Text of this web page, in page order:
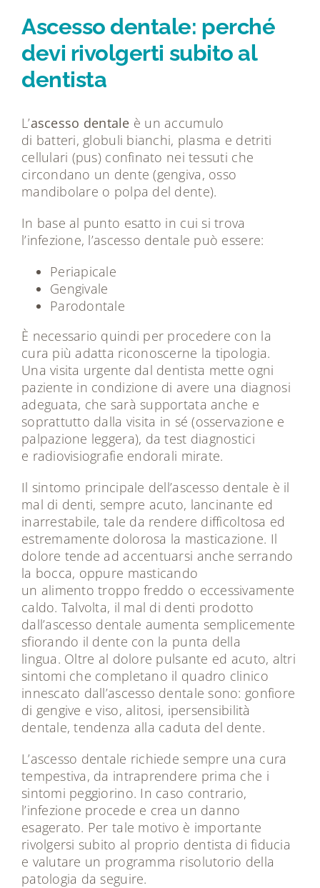
Dicono di noi
Contatti
Ascesso dentale: perché
devi rivolgerti subito al
dentista
L’ascesso dentale è un accumulo
di batteri, globuli bianchi, plasma e detriti
cellulari (pus) confinato nei tessuti che
circondano un dente (gengiva, osso
mandibolare o polpa del dente).
In base al punto esatto in cui si trova
l’infezione, l’ascesso dentale può essere:
Periapicale
Gengivale
Parodontale
È necessario quindi per procedere con la
cura più adatta riconoscerne la tipologia.
Una visita urgente dal dentista mette ogni
paziente in condizione di avere una diagnosi
adeguata, che sarà supportata anche e
soprattutto dalla visita in sé (osservazione e
palpazione leggera), da test diagnostici
e radiovisiografie endorali mirate.
Il sintomo principale dell’ascesso dentale è il
mal di denti, sempre acuto, lancinante ed
inarrestabile, tale da rendere difficoltosa ed
estremamente dolorosa la masticazione. Il
dolore tende ad accentuarsi anche serrando
la bocca, oppure masticando
un alimento troppo freddo o eccessivamente
caldo. Talvolta, il mal di denti prodotto
dall’ascesso dentale aumenta semplicemente
sfiorando il dente con la punta della
lingua. Oltre al dolore pulsante ed acuto, altri
sintomi che completano il quadro clinico
innescato dall’ascesso dentale sono: gonfiore
di gengive e viso, alitosi, ipersensibilità
dentale, tendenza alla caduta del dente.
L’ascesso dentale richiede sempre una cura
tempestiva, da intraprendere prima che i
sintomi peggiorino. In caso contrario,
l’infezione procede e crea un danno
esagerato. Per tale motivo è importante
rivolgersi subito al proprio dentista di fiducia
e valutare un programma risolutorio della
patologia da seguire.